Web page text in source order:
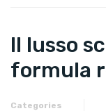
Il lusso
formula
Categories